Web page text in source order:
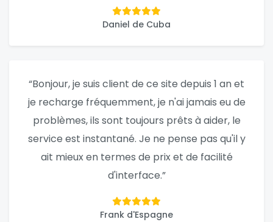
Daniel de Cuba
“Bonjour, je suis client de ce site depuis 1 an et
je recharge fréquemment, je n'ai jamais eu de
problèmes, ils sont toujours prêts à aider, le
service est instantané. Je ne pense pas qu'il y
ait mieux en termes de prix et de facilité
d'interface.”
Frank d'Espagne